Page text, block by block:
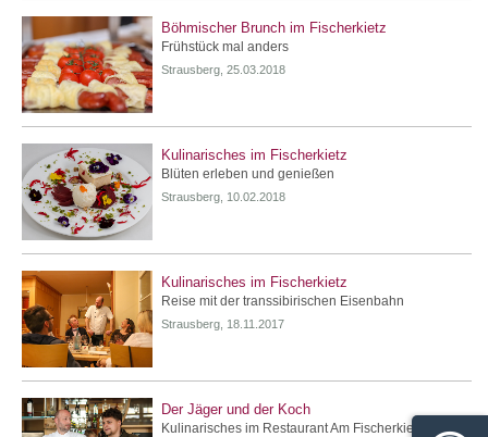
Böhmischer Brunch im Fischerkietz
Frühstück mal anders
Strausberg, 25.03.2018
Kulinarisches im Fischerkietz
Blüten erleben und genießen
Strausberg, 10.02.2018
Kulinarisches im Fischerkietz
Reise mit der transsibirischen Eisenbahn
Strausberg, 18.11.2017
Der Jäger und der Koch
Kulinarisches im Restaurant Am Fischerkietz